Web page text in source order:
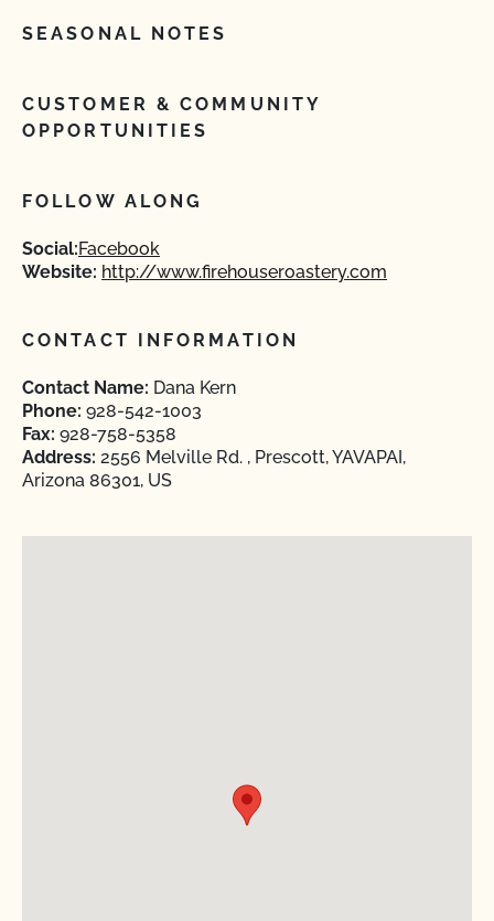
SEASONAL NOTES
CUSTOMER & COMMUNITY
OPPORTUNITIES
FOLLOW ALONG
Social:Facebook
Website: http://www.firehouseroastery.com
CONTACT INFORMATION
Contact Name: Dana Kern
Phone: 928-542-1003
Fax: 928-758-5358
Address: 2556 Melville Rd. , Prescott, YAVAPAI,
Arizona 86301, US